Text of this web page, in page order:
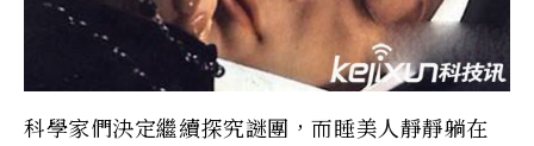
科學家們決定繼續探究謎團，而睡美人靜靜躺在